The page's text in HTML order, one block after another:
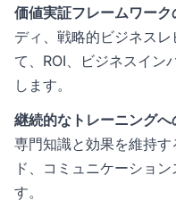
価値実証フレームワーク
ディ、戦略的ビジネス
て、ROI、ビジネスイン
します。
継続的なトレーニングへ
専門知識と効果を維持
ド、コミュニケーショ
す。